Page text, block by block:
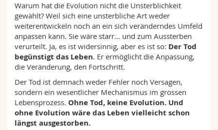
Warum hat die Evolution nicht die Unsterblichkeit
gewählt? Weil sich eine unsterbliche Art weder
weiterentwickeln noch an ein sich veränderndes Umfeld
anpassen kann. Sie wäre starr… und zum Aussterben
verurteilt. Ja, es ist widersinnig, aber es ist so: Der Tod
begünstigt das Leben. Er ermöglicht die Anpassung,
die Veränderung, den Fortschritt.
Der Tod ist demnach weder Fehler noch Versagen,
sondern ein wesentlicher Mechanismus im grossen
Lebensprozess. Ohne Tod, keine Evolution. Und
ohne Evolution wäre das Leben vielleicht schon
längst ausgestorben.